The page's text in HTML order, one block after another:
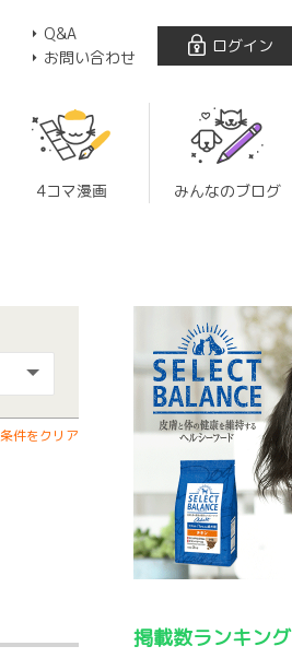
Q&A
お問い合わせ
ログイン
4コマ漫画 みんなのブログ
条件をクリア
掲載数ランキング